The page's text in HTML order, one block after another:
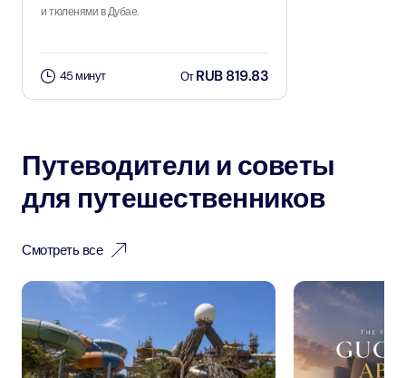
и тюленями в Дубае.
45 минут ОтRUB 819.83
Путеводители и советы
для путешественников
Смотреть все